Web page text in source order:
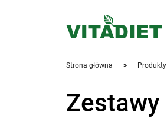
Strona główna >
Zestawy